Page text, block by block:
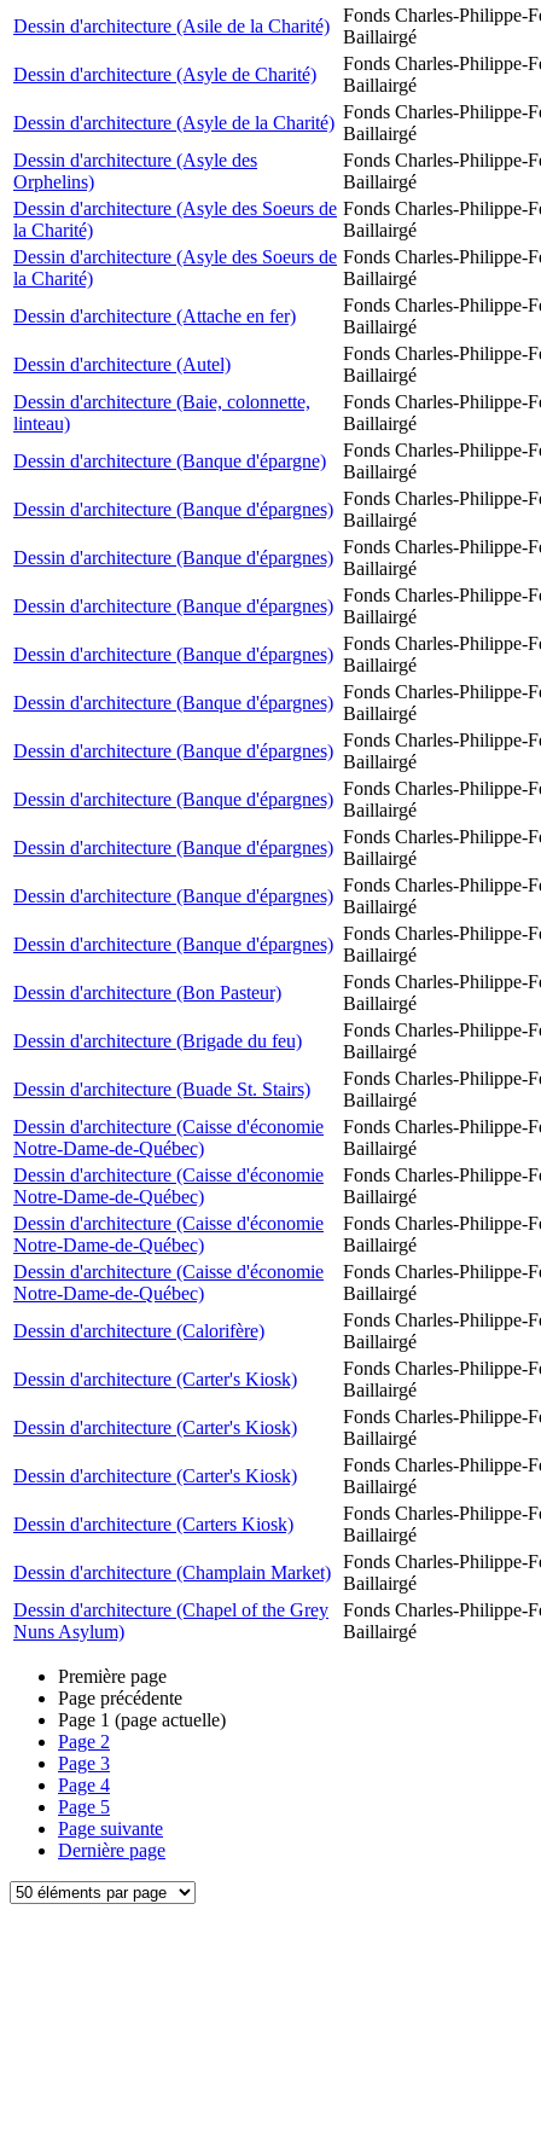
Dessin d'architecture (Asile de la Charité)
Fonds Charles-Philippe-
Baillairgé
Dessin d'architecture (Asyle de Charité)
Fonds Charles-Philippe-
Baillairgé
Dessin d'architecture (Asyle de la Charité)
Fonds Charles-Philippe-
Baillairgé
Dessin d'architecture (Asyle des
Orphelins)
Fonds Charles-Philippe-
Baillairgé
Dessin d'architecture (Asyle des Soeurs de
la Charité)
Fonds Charles-Philippe-
Baillairgé
Dessin d'architecture (Asyle des Soeurs de
la Charité)
Fonds Charles-Philippe-
Baillairgé
Dessin d'architecture (Attache en fer)
Fonds Charles-Philippe-
Baillairgé
Dessin d'architecture (Autel)
Fonds Charles-Philippe-
Baillairgé
Dessin d'architecture (Baie, colonnette,
linteau)
Fonds Charles-Philippe-
Baillairgé
Dessin d'architecture (Banque d'épargne)
Fonds Charles-Philippe-
Baillairgé
Dessin d'architecture (Banque d'épargnes)
Fonds Charles-Philippe-
Baillairgé
Dessin d'architecture (Banque d'épargnes)
Fonds Charles-Philippe-
Baillairgé
Dessin d'architecture (Banque d'épargnes)
Fonds Charles-Philippe-
Baillairgé
Dessin d'architecture (Banque d'épargnes)
Fonds Charles-Philippe-
Baillairgé
Dessin d'architecture (Banque d'épargnes)
Fonds Charles-Philippe-
Baillairgé
Dessin d'architecture (Banque d'épargnes)
Fonds Charles-Philippe-
Baillairgé
Dessin d'architecture (Banque d'épargnes)
Fonds Charles-Philippe-
Baillairgé
Dessin d'architecture (Banque d'épargnes)
Fonds Charles-Philippe-
Baillairgé
Dessin d'architecture (Banque d'épargnes)
Fonds Charles-Philippe-
Baillairgé
Dessin d'architecture (Banque d'épargnes)
Fonds Charles-Philippe-
Baillairgé
Dessin d'architecture (Bon Pasteur)
Fonds Charles-Philippe-
Baillairgé
Dessin d'architecture (Brigade du feu)
Fonds Charles-Philippe-
Baillairgé
Dessin d'architecture (Buade St. Stairs)
Fonds Charles-Philippe-
Baillairgé
Dessin d'architecture (Caisse d'économie
Notre-Dame-de-Québec)
Fonds Charles-Philippe-
Baillairgé
Dessin d'architecture (Caisse d'économie
Notre-Dame-de-Québec)
Fonds Charles-Philippe-
Baillairgé
Dessin d'architecture (Caisse d'économie
Notre-Dame-de-Québec)
Fonds Charles-Philippe-
Baillairgé
Dessin d'architecture (Caisse d'économie
Notre-Dame-de-Québec)
Fonds Charles-Philippe-
Baillairgé
Dessin d'architecture (Calorifère)
Fonds Charles-Philippe-
Baillairgé
Dessin d'architecture (Carter's Kiosk)
Fonds Charles-Philippe-
Baillairgé
Dessin d'architecture (Carter's Kiosk)
Fonds Charles-Philippe-
Baillairgé
Dessin d'architecture (Carter's Kiosk)
Fonds Charles-Philippe-
Baillairgé
Dessin d'architecture (Carters Kiosk)
Fonds Charles-Philippe-
Baillairgé
Dessin d'architecture (Champlain Market)
Fonds Charles-Philippe-
Baillairgé
Dessin d'architecture (Chapel of the Grey
Nuns Asylum)
Fonds Charles-Philippe-
Baillairgé
Première page
Page précédente
Page 1 (page actuelle)
Page 2
Page 3
Page 4
Page 5
Page suivante
Dernière page